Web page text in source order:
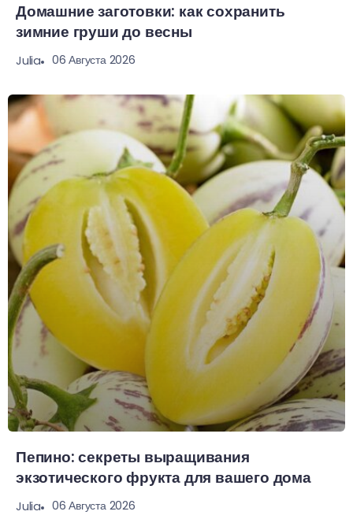
Домашние заготовки: как сохранить
зимние груши до весны
Julia 06 Августа 2026
Пепино: секреты выращивания
экзотического фрукта для вашего дома
Julia 06 Августа 2026